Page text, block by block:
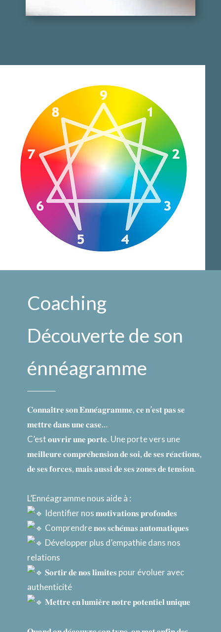
Coaching
Découverte de son
énnéagramme
𝐂𝐨𝐧𝐧𝐚𝐢̂𝐭𝐫𝐞 𝐬𝐨𝐧 𝐄𝐧𝐧𝐞́𝐚𝐠𝐫𝐚𝐦𝐦𝐞, 𝐜𝐞 𝐧’𝐞𝐬𝐭 𝐩𝐚𝐬 𝐬𝐞
𝐦𝐞𝐭𝐭𝐫𝐞 𝐝𝐚𝐧𝐬 𝐮𝐧𝐞 𝐜𝐚𝐬𝐞…
C’est 𝐨𝐮𝐯𝐫𝐢𝐫 𝐮𝐧𝐞 𝐩𝐨𝐫𝐭𝐞. Une porte vers une
𝐦𝐞𝐢𝐥𝐥𝐞𝐮𝐫𝐞 𝐜𝐨𝐦𝐩𝐫𝐞́𝐡𝐞𝐧𝐬𝐢𝐨𝐧 𝐝𝐞 𝐬𝐨𝐢, 𝐝𝐞 𝐬𝐞𝐬 𝐫𝐞́𝐚𝐜𝐭𝐢𝐨𝐧𝐬,
𝐝𝐞 𝐬𝐞𝐬 𝐟𝐨𝐫𝐜𝐞𝐬, 𝐦𝐚𝐢𝐬 𝐚𝐮𝐬𝐬𝐢 𝐝𝐞 𝐬𝐞𝐬 𝐳𝐨𝐧𝐞𝐬 𝐝𝐞 𝐭𝐞𝐧𝐬𝐢𝐨𝐧.
L’Ennéagramme nous aide à :
Identifier nos 𝐦𝐨𝐭𝐢𝐯𝐚𝐭𝐢𝐨𝐧𝐬 𝐩𝐫𝐨𝐟𝐨𝐧𝐝𝐞𝐬
Comprendre 𝐧𝐨𝐬 𝐬𝐜𝐡𝐞́𝐦𝐚𝐬 𝐚𝐮𝐭𝐨𝐦𝐚𝐭𝐢𝐪𝐮𝐞𝐬
Développer plus d’empathie dans nos
relations
𝐒𝐨𝐫𝐭𝐢𝐫 𝐝𝐞 𝐧𝐨𝐬 𝐥𝐢𝐦𝐢𝐭𝐞𝐬 pour évoluer avec
authenticité
𝐌𝐞𝐭𝐭𝐫𝐞 𝐞𝐧 𝐥𝐮𝐦𝐢𝐞̀𝐫𝐞 𝐧𝐨𝐭𝐫𝐞 𝐩𝐨𝐭𝐞𝐧𝐭𝐢𝐞𝐥 𝐮𝐧𝐢𝐪𝐮𝐞